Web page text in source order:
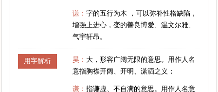
谦：字的五行为木 ，可以弥补性格缺陷，
增强上进心，变的善良博爱、温文尔雅、
气宇轩昂。
用字解析 昊： 大，形容广阔无限的意思。用作人名
意指胸襟开阔、开明、潇洒之义；
谦：指谦虚、不自满的意思。用作人名意